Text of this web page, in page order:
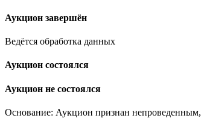
Аукцион завершён
Ведётся обработка данных
Аукцион состоялся
Аукцион не состоялся
Основание: Аукцион признан непроведенным,